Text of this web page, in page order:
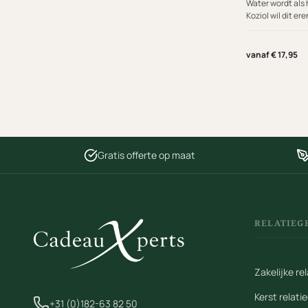
Water wordt als
Koziol wil dit
herbruikbare
toekomst voor
vanaf € 17,95
Gratis offerte op maat
+31 (0)182-63 82 50
Zakelijke
Kerst